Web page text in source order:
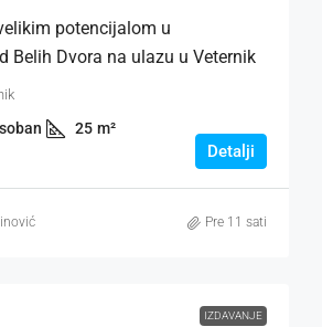
potencijalom u
Belih Dvora na ulazu u Veternik
25 m²
Detalji
Pre 11 sati
IZDAVANJE